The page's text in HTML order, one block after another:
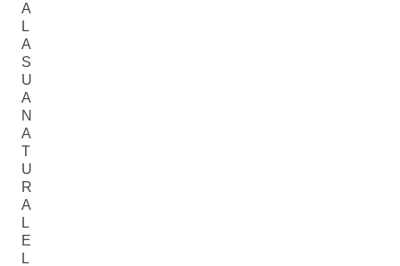
A
L
A
S
U
A
N
A
T
U
R
A
L
E
L